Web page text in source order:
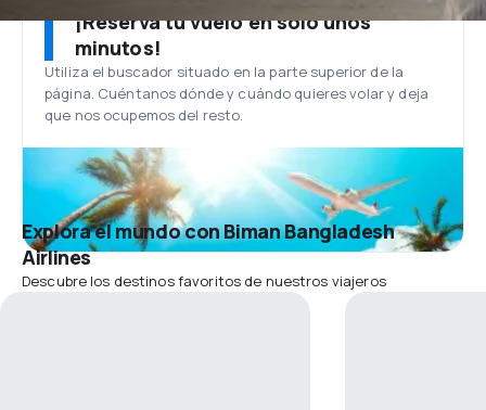
¡Reserva tu vuelo en solo unos
minutos!
Utiliza el buscador situado en la parte superior de la
página. Cuéntanos dónde y cuándo quieres volar y deja
que nos ocupemos del resto.
Explora el mundo con Biman Bangladesh
Airlines
Descubre los destinos favoritos de nuestros viajeros